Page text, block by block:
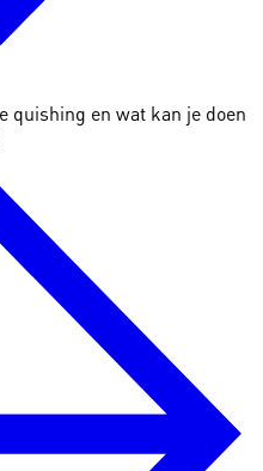
quishing en wat kan je doen